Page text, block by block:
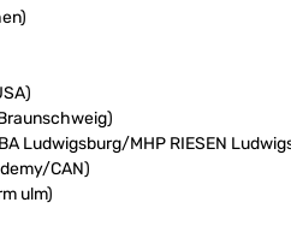
Ludwigsburg/MHP RIESEN
CAN)
ulm)